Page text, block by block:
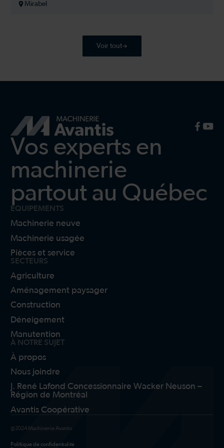
Mirabel
Voir tout
Vos experts en
machinerie
partout au Québec
ÉQUIPEMENTS
Machinerie neuve
Machinerie usagée
Pièces et service
SECTEURS
Agriculture
Aménagement paysager
Construction
Déneigement
Manutention
À NOTRE SUJET
À propos
Nous joindre
J. René Lafond Concessionnaire Wacker Neuson –
Région de Montréal
Avantis Coopérative
@2024 Machinerie Avantis
Politique de confidentialité